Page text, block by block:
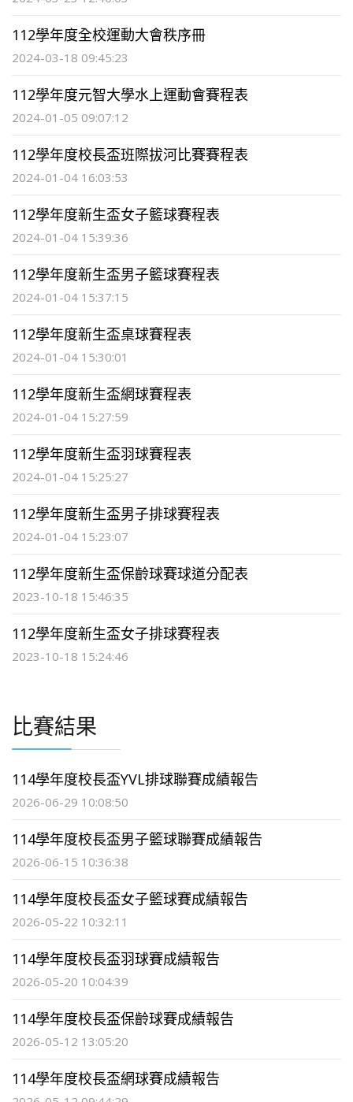
112學年度全校運動大會秩序冊
2024-03-18 09:45:23
112學年度元智大學水上運動會賽程表
2024-01-05 09:07:12
112學年度校長盃班際拔河比賽賽程表
2024-01-04 16:03:53
112學年度新生盃女子籃球賽程表
2024-01-04 15:39:36
112學年度新生盃男子籃球賽程表
2024-01-04 15:37:15
112學年度新生盃桌球賽程表
2024-01-04 15:30:01
112學年度新生盃網球賽程表
2024-01-04 15:27:59
112學年度新生盃羽球賽程表
2024-01-04 15:25:27
112學年度新生盃男子排球賽程表
2024-01-04 15:23:07
112學年度新生盃保齡球賽球道分配表
2023-10-18 15:46:35
112學年度新生盃女子排球賽程表
2023-10-18 15:24:46
比賽結果
114學年度校長盃YVL排球聯賽成績報告
2026-06-29 10:08:50
114學年度校長盃男子籃球聯賽成績報告
2026-06-15 10:36:38
114學年度校長盃女子籃球賽成績報告
2026-05-22 10:32:11
114學年度校長盃羽球賽成績報告
2026-05-20 10:04:39
114學年度校長盃保齡球賽成績報告
2026-05-12 13:05:20
114學年度校長盃網球賽成績報告